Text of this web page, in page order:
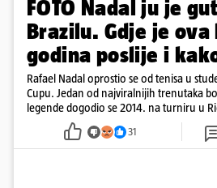
FOTO Nadal ju je
Brazilu. Gdje je ova
godina poslije i
Rafael Nadal oprostio se od tenisa u
Cupu. Jedan od najviralnijih trenutaka
legende dogodio se 2014. na turniru u
pažnju odvlačila ljepotica iza klupe
31